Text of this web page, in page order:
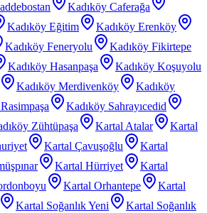
Kadıköy Caferağa
Kadıköy Eğitim
Kadıköy Erenköy
Kadıköy Feneryolu
Kadıköy Fikirtepe
Kadıköy Hasanpaşa
Kadıköy Koşuyolu
Kadıköy Merdivenköy
Kadıköy
Kadıköy Sahrayıcedid
Zühtüpaşa Kartal Atalar
Kartal
Kartal Çavuşoğlu
Kartal
Kartal Hürriyet
Kartal
Kartal Orhantepe
Kartal
Kartal Soğanlık Yeni
Kartal Soğanlık